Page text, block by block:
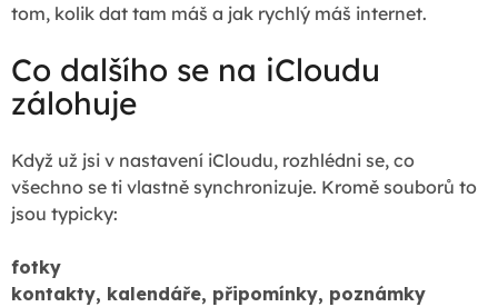
tom, kolik dat tam máš a jak rychlý máš internet.
Co dalšího se na iCloudu
zálohuje
Když už jsi v nastavení iCloudu, rozhlédni se, co
všechno se ti vlastně synchronizuje. Kromě souborů to
jsou typicky:
fotky
kontakty, kalendáře, připomínky, poznámky